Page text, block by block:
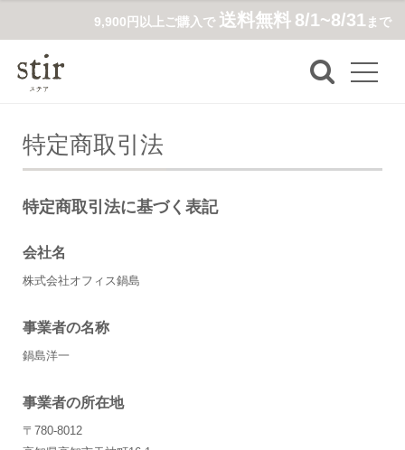
9,900円以上ご購入で 送料無料 8/1~8/31まで
特定商取引法
特定商取引法に基づく表記
会社名
株式会社オフィス鍋島
事業者の名称
鍋島洋一
事業者の所在地
〒780-8012